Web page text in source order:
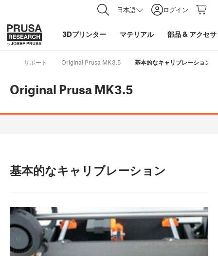
日本語 ログイン
3Dプリンター マテリアル 部品& アクセ
サポート Original Prusa MK3.5 基本的なキャリブレーション
Original Prusa MK3.5
基本的なキャリブレーション